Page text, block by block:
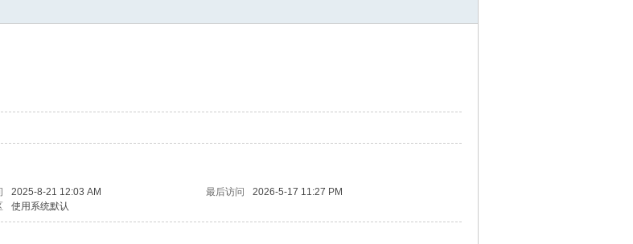
2025-8-21 12:03 AM 最后访问
2026-5-17 11:27 PM
使用系统默认